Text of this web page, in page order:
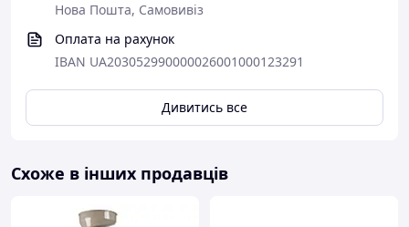
Нова Пошта, Самовивіз
Оплата на рахунок
IBAN UA203052990000026001000123291
Дивитись все
Схоже в інших продавців